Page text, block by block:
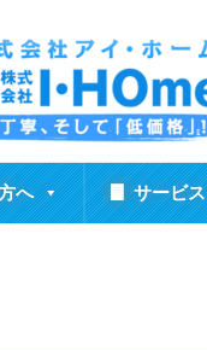
へ サービス